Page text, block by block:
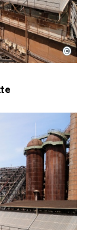
Hütte mit
Hütte | Karl
©